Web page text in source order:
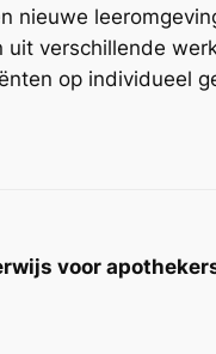
nieuwe
uit verschillende
op individueel
voor